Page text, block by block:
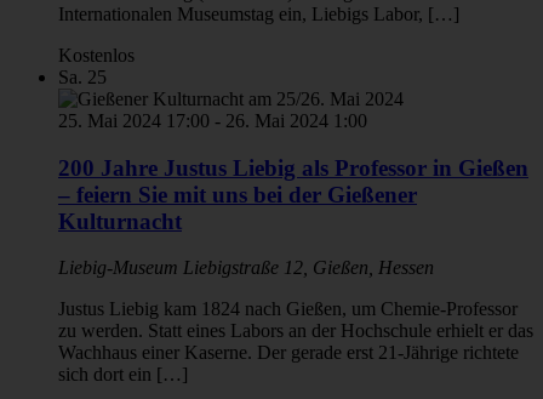
Internationalen Museumstag ein, Liebigs Labor, […]
Kostenlos
Sa. 25
25. Mai 2024 17:00 - 26. Mai 2024 1:00
200 Jahre Justus Liebig als Professor in Gießen
– feiern Sie mit uns bei der Gießener
Kulturnacht
Liebig-Museum Liebigstraße 12, Gießen, Hessen
Justus Liebig kam 1824 nach Gießen, um Chemie-Professor
zu werden. Statt eines Labors an der Hochschule erhielt er das
Wachhaus einer Kaserne. Der gerade erst 21-Jährige richtete
sich dort ein […]